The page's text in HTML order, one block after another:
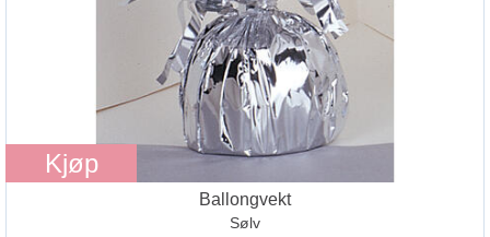
Kjøp
Ballongvekt
Sølv